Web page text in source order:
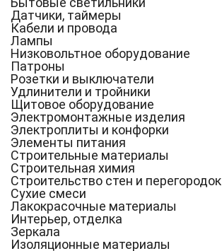
Датчики, таймеры
Кабели и провода
Лампы
Низковольтное оборудование
Патроны
Розетки и выключатели
Удлинители и тройники
Щитовое оборудование
Электромонтажные изделия
Электроплиты и конфорки
Элементы питания
Строительные материалы
Строительная химия
Строительство стен и перегородок
Сухие смеси
Лакокрасочные материалы
Интерьер, отделка
Зеркала
Изоляционные материалы